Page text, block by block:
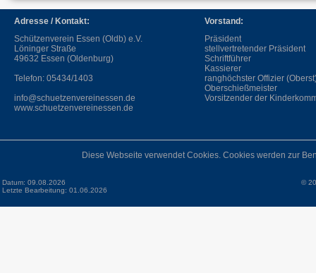
Adresse / Kontakt:
Schützenverein Essen (Oldb) e.V.
Löninger Straße
49632 Essen (Oldenburg)
Telefon: 05434/1403
info@schuetzenvereinessen.de
www.schuetzenvereinessen.de
Vorstand:
Präsident
stellvertretender Präsident
Schriftführer
Kassierer
ranghöchster Offizier
Oberschießmeister
Vorsitzender der
Diese Webseite verwendet Cookies. Cookies werden zur
Datum: 09.08.2026
Letzte Bearbeitung: 01.06.2026
©